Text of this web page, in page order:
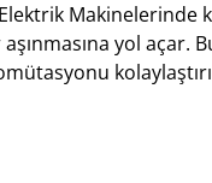
Makinelerinde
yol